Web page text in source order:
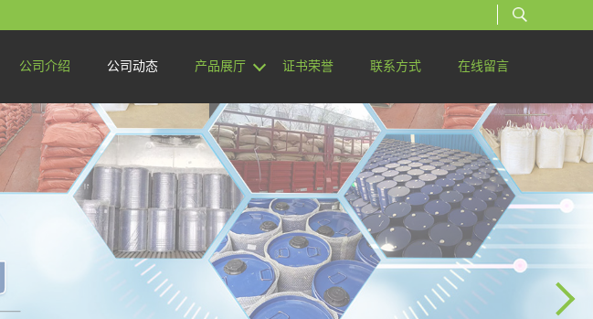
公司介绍 公司动态 产品展厅 证书荣誉 联系方式 在线留言